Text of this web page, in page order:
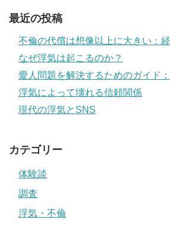
最近の投稿
不倫の代償は想像以上に大きい：
なぜ浮気は起こるのか？
愛人問題を解決するためのガイド
浮気によって壊れる信頼関係
現代の浮気とSNS
カテゴリー
体験談
調査
浮気・不倫